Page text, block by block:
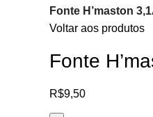
Fonte H’maston
Voltar aos produtos
Fonte
R$9,50